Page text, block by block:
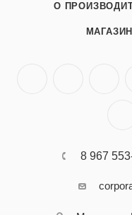
О
8 967